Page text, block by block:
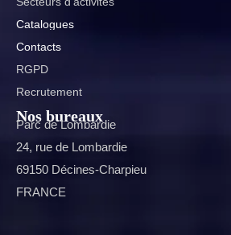
Catalogues
Contacts
RGPD
Recrutement
Nos bureaux
Parc de Lombardie
24, rue de Lombardie
69150 Décines-Charpieu
FRANCE